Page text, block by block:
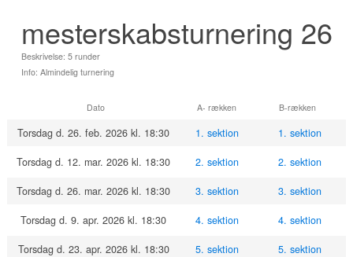
mesterskabsturnering 26
Beskrivelse: 5 runder
Info: Almindelig turnering
Dato A- rækken B-rækken
Torsdag d. 26. feb. 2026 kl. 18:30 1. sektion 1. sektion
Torsdag d. 12. mar. 2026 kl. 18:30 2. sektion 2. sektion
Torsdag d. 26. mar. 2026 kl. 18:30 3. sektion 3. sektion
Torsdag d. 9. apr. 2026 kl. 18:30 4. sektion 4. sektion
Torsdag d. 23. apr. 2026 kl. 18:30 5. sektion 5. sektion